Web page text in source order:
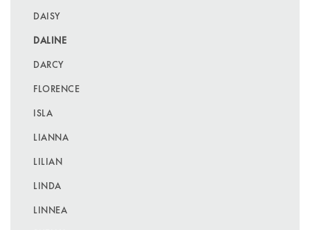
DAISY
DALINE
DARCY
FLORENCE
ISLA
LIANNA
LILIAN
LINDA
LINNEA